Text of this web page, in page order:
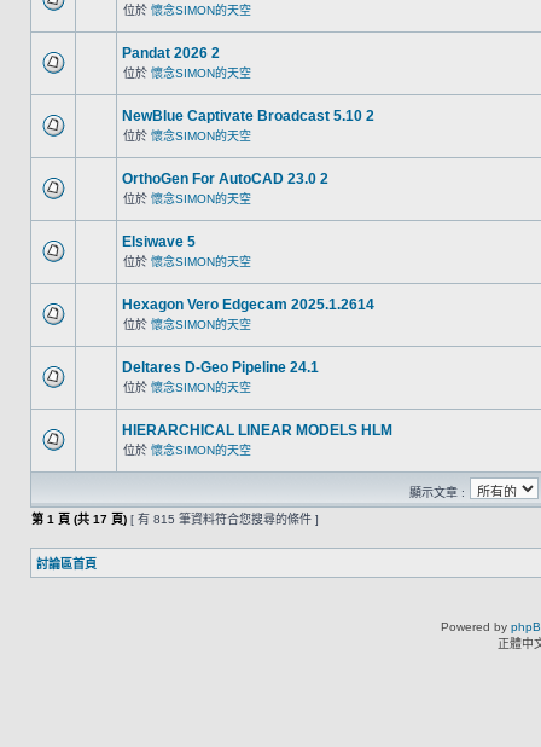
位於 懷念SIMON的天空
Pandat 2026 2
位於 懷念SIMON的天空
NewBlue Captivate Broadcast 5.10 2
位於 懷念SIMON的天空
OrthoGen For AutoCAD 23.0 2
位於 懷念SIMON的天空
Elsiwave 5
位於 懷念SIMON的天空
Hexagon Vero Edgecam 2025.1.2614
位於 懷念SIMON的天空
Deltares D-Geo Pipeline 24.1
位於 懷念SIMON的天空
HIERARCHICAL LINEAR MODELS HLM
位於 懷念SIMON的天空
顯示文章 :
第 1 頁 (共 17 頁) [ 有 815 筆資料符合您搜尋的條件 ]
討論區首頁
Powered by
正體中